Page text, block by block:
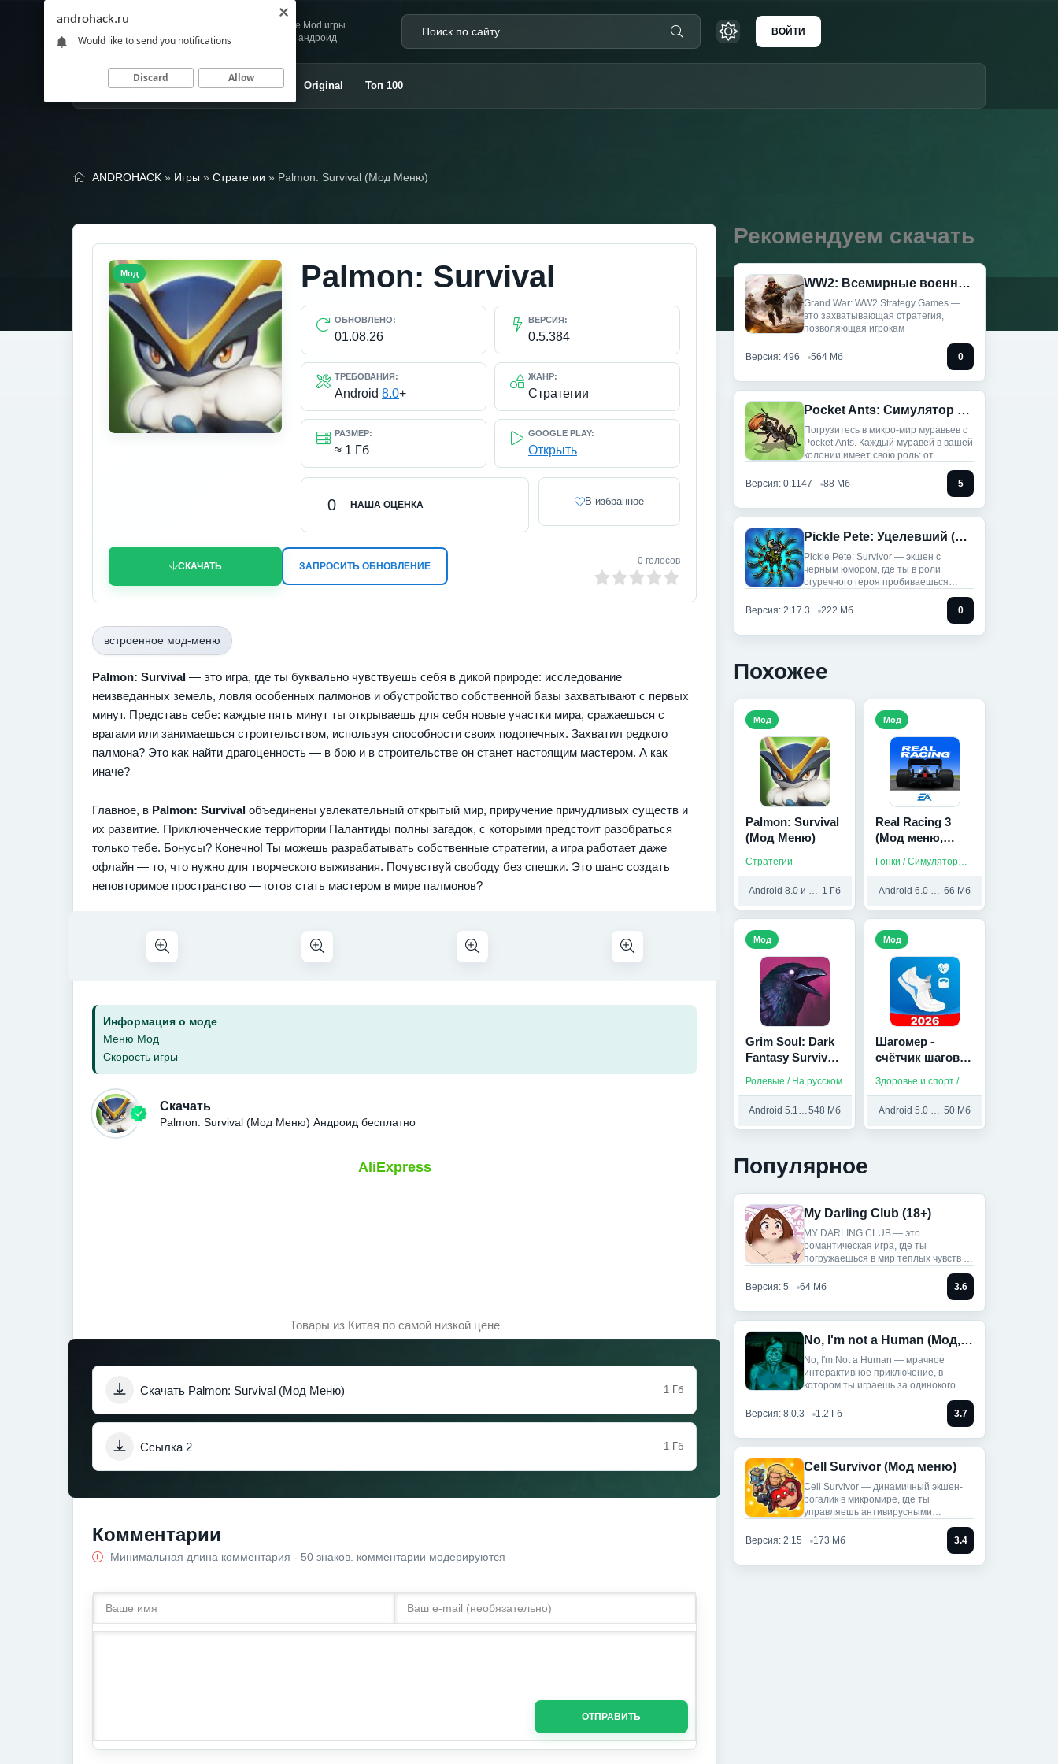
Andro
HACK
Скачивай любимые Mod игры
и приложения для андроид
ВОЙТИ
Главная Игры Приложения Original Топ 100
ANDROHACK » Игры » Стратегии » Palmon: Survival (Мод Меню)
Palmon: Survival
ОБНОВЛЕНО:
01.08.26
ВЕРСИЯ:
0.5.384
ТРЕБОВАНИЯ:
Android 8.0+
ЖАНР:
Стратегии
РАЗМЕР:
≈ 1 Гб
GOOGLE PLAY:
Открыть
НАША ОЦЕНКА
0 В избранное
СКАЧАТЬ ЗАПРОСИТЬ ОБНОВЛЕНИЕ 0 голосов
Мод
встроенное мод-меню
Palmon: Survival — это игра, где ты буквально чувствуешь себя в дикой природе: исследование
неизведанных земель, ловля особенных палмонов и обустройство собственной базы захватывают с первых
минут. Представь себе: каждые пять минут ты открываешь для себя новые участки мира, сражаешься с
врагами или занимаешься строительством, используя способности своих подопечных. Захватил редкого
палмона? Это как найти драгоценность — в бою и в строительстве он станет настоящим мастером. А как
иначе?
Главное, в Palmon: Survival объединены увлекательный открытый мир, приручение причудливых существ и
их развитие. Приключенческие территории Палантиды полны загадок, с которыми предстоит разобраться
только тебе. Бонусы? Конечно! Ты можешь разрабатывать собственные стратегии, а игра работает даже
офлайн — то, что нужно для творческого выживания. Почувствуй свободу без спешки. Это шанс создать
неповторимое пространство — готов стать мастером в мире палмонов?
Информация о моде
Меню Мод
Скорость игры
Скачать
Palmon: Survival (Мод Меню) Андроид бесплатно
AliExpress
Товары из Китая по самой низкой цене
Скачать Palmon: Survival (Мод Меню) 1 Гб
Ссылка 2 1 Гб
Комментарии
Минимальная длина комментария - 50 знаков. комментарии модерируются
ОТПРАВИТЬ
Рекомендуем скачать
WW2: Всемирные военные игры (Мод, Много денег)
Grand War: WW2 Strategy Games —
это захватывающая стратегия,
позволяющая игрокам
Версия: 496 564 Мб 0
Pocket Ants: Симулятор Колонии (Мод, Режим Бога/Скорость)
Погрузитесь в микро-мир муравьев с
Pocket Ants. Каждый муравей в вашей
колонии имеет свою роль: от
Версия: 0.1147 88 Мб 5
Pickle Pete: Уцелевший (Мод, Много денег)
Pickle Pete: Survivor — экшен с
черным юмором, где ты в роли
огуречного героя пробиваешься
Версия: 2.17.3
222 Мб 0
Похожее
Palmon: Survival
(Мод Меню)
Стратегии
Android 8.0 и выше 1 Гб
Мод
Real Racing 3
(Мод меню,
Гонки / Симуляторы / На русском
Android 6.0 и выше 66 Мб
Мод
Grim Soul: Dark
Fantasy Survival
Бесплатный
крафт)
Ролевые / На русском
Android 5.1 и выше548 Мб
Мод
Шагомер -
счётчик шагов и
здоровья (Мод,
Unlocked)
Здоровье и спорт / Приложения на русском
Android 5.0 и выше 50 Мб
Мод
Популярное
My Darling Club (18+)
MY DARLING CLUB — это
романтическая игра, где ты
погружаешься в мир теплых чувств и
Версия: 5
64 Мб 3.6
No, I'm not a Human (Мод, Unlocked)
No, I'm Not a Human — мрачное
интерактивное приключение, в
котором ты играешь за одинокого
Версия: 8.0.3 1.2 Гб 3.7
Cell Survivor (Мод меню)
Cell Survivor — динамичный экшен-
рогалик в микромире, где ты
управляешь антивирусными
Версия: 2.15
173 Мб 3.4
androhack.ru
Would like to send you notifications
Discard Allow